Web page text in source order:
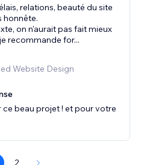
relations, beauté du site
honnête.
on n'aurait pas fait mieux
recommande for...
Website Design
beau projet ! et pour votre
2